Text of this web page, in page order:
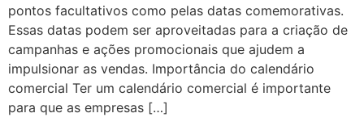
pontos facultativos como pelas datas comemorativas.
Essas datas podem ser aproveitadas para a criação de
campanhas e ações promocionais que ajudem a
impulsionar as vendas. Importância do calendário
comercial Ter um calendário comercial é importante
para que as empresas […]